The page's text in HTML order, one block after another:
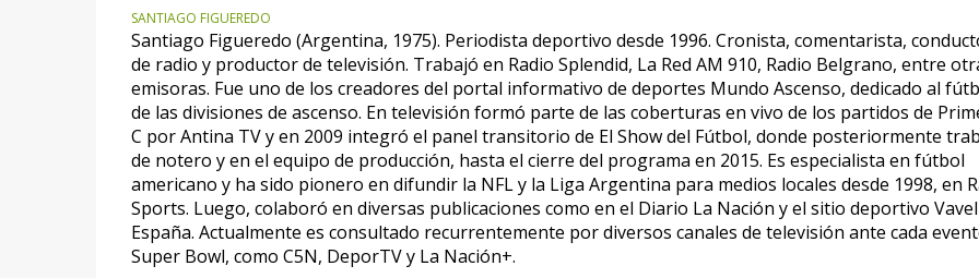
SANTIAGO FIGUEREDO
Santiago Figueredo (Argentina, 1975). Periodista deportivo desde 1996. Cronista, comentarista,
de radio y productor de televisión. Trabajó en Radio Splendid, La Red AM 910, Radio Belgrano, entre
emisoras. Fue uno de los creadores del portal informativo de deportes Mundo Ascenso, dedicado al
de las divisiones de ascenso. En televisión formó parte de las coberturas en vivo de los partidos de
C por Antina TV y en 2009 integró el panel transitorio de El Show del Fútbol, donde posteriormente
de notero y en el equipo de producción, hasta el cierre del programa en 2015. Es especialista en fútbol
americano y ha sido pionero en difundir la NFL y la Liga Argentina para medios locales desde 1998, en
Sports. Luego, colaboró en diversas publicaciones como en el Diario La Nación y el sitio deportivo
España. Actualmente es consultado recurrentemente por diversos canales de televisión ante cada
Super Bowl, como C5N, DeporTV y La Nación+.